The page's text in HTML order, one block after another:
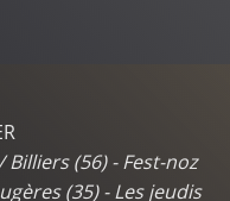
Billiers (56) - Fest-noz
(35) - Les jeudis